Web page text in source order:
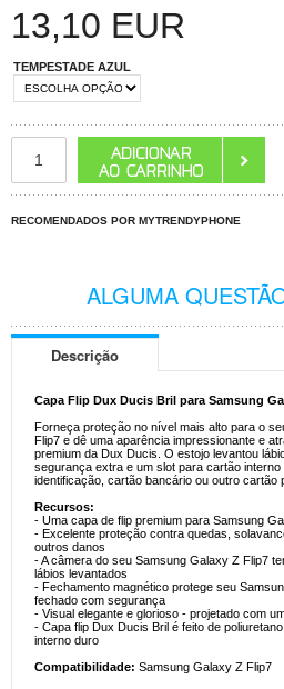
13,10 EUR
TEMPESTADE AZUL
RECOMENDADOS POR MYTRENDYPHONE
ALGUMA
Descrição
Capa Flip Dux Ducis Bril para Samsung
Forneça proteção no nível mais alto para o
Flip7 e dê uma aparência impressionante e
premium da Dux Ducis. O estojo levantou
segurança extra e um slot para cartão
identificação, cartão bancário ou outro cartão
Recursos:
- Uma capa de flip premium para Samsung
- Excelente proteção contra quedas,
outros danos
- A câmera do seu Samsung Galaxy Z Flip7
lábios levantados
- Fechamento magnético protege seu
fechado com segurança
- Visual elegante e glorioso - projetado com
- Capa flip Dux Ducis Bril é feito de
interno duro
Compatibilidade: Samsung Galaxy Z Flip7